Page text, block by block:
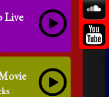
Live